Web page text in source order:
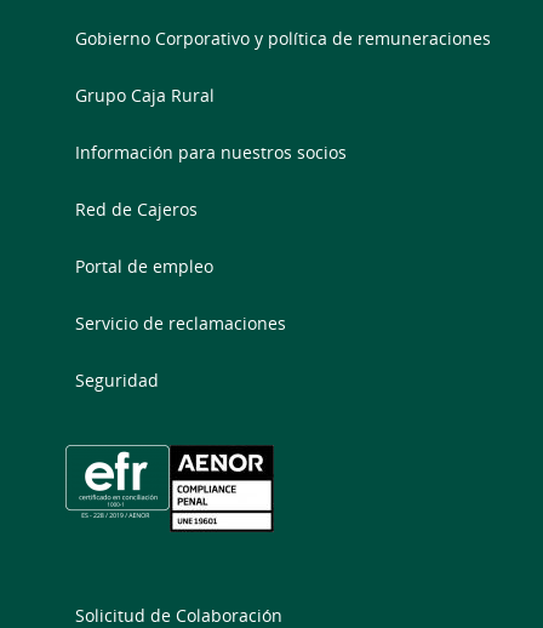
Gobierno Corporativo y política de remuneraciones
Grupo Caja Rural
Información para nuestros socios
Red de Cajeros
Portal de empleo
Servicio de reclamaciones
Seguridad
Solicitud de Colaboración